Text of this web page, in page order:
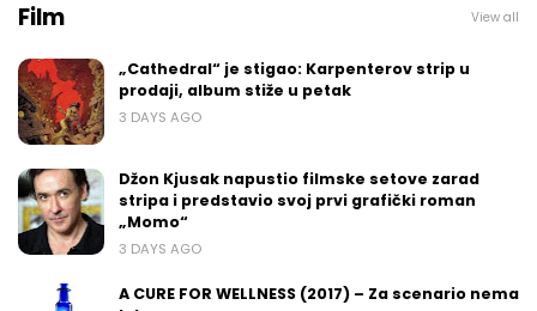
Film View all
„Cathedral“ je stigao: Karpenterov strip u
prodaji, album stiže u petak
3 DAYS AGO
Džon Kjusak napustio filmske setove zarad
stripa i predstavio svoj prvi grafički roman
„Momo“
3 DAYS AGO
A CURE FOR WELLNESS (2017) – Za scenario nema